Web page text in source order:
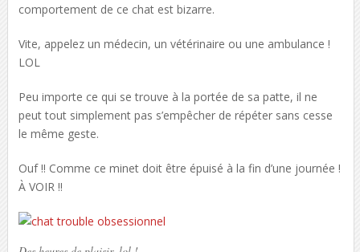
comportement de ce chat est bizarre.
Vite, appelez un médecin, un vétérinaire ou une ambulance !
LOL
Peu importe ce qui se trouve à la portée de sa patte, il ne
peut tout simplement pas s’empêcher de répéter sans cesse
le même geste.
Ouf !! Comme ce minet doit être épuisé à la fin d’une journée !
À VOIR !!